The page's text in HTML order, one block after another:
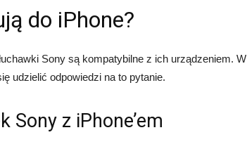
do iPhone?
Sony są kompatybilne z ich urządzeniem. W
udzielić odpowiedzi na to pytanie.
Sony z iPhone’em